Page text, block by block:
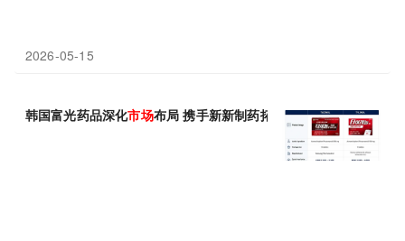
2026-05-15
韩国富光药品深化市场布局 携手新新制药拓展渠道